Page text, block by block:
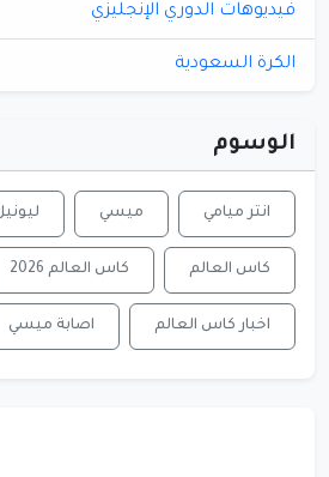
فيديوهات الدوري الإنجليزي
الكرة السعودية
الوسوم
انتر ميامي ميسي
كاس العالم كاس العالم 2026
اخبار كاس العالم اصابة ميسي